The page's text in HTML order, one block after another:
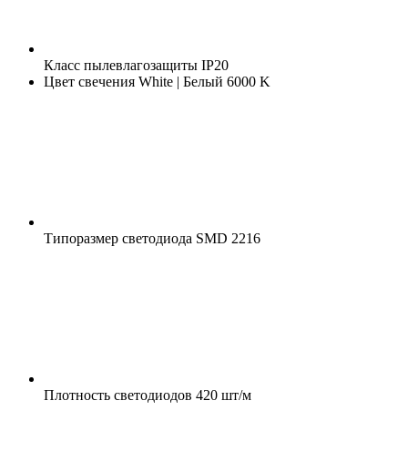
Класс пылевлагозащиты IP20
Цвет свечения White | Белый 6000 K
Типоразмер светодиода SMD 2216
Плотность светодиодов 420 шт/м